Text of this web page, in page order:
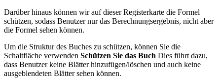
Darüber hinaus können wir auf dieser Registerkarte die Formel
schützen, sodass Benutzer nur das Berechnungsergebnis, nicht aber
die Formel sehen können.
Um die Struktur des Buches zu schützen, können Sie die
Schaltfläche verwenden Schützen Sie das Buch Dies führt dazu,
dass Benutzer keine Blätter hinzufügen/löschen und auch keine
ausgeblendeten Blätter sehen können.